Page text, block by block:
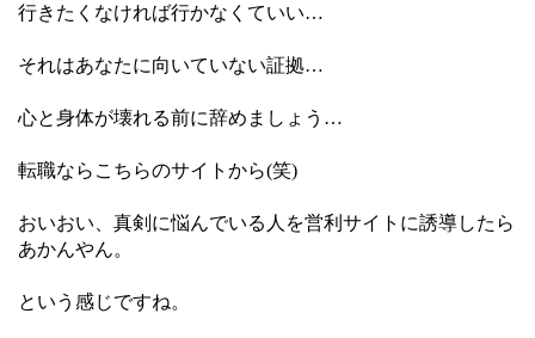
行きたくなければ行かなくていい…
それはあなたに向いていない証拠…
心と身体が壊れる前に辞めましょう…
転職ならこちらのサイトから(笑)
おいおい、真剣に悩んでいる人を営利サイトに誘導したら
あかんやん。
という感じですね。